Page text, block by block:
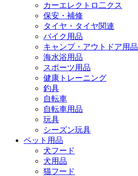
カーエレクトロ二クス
保安・補修
タイヤ・タイヤ関連
バイク用品
キャンプ・アウトドア用品
海水浴用品
スポーツ用品
健康トレーニング
釣具
自転車
自転車用品
玩具
シーズン玩具
ペット用品
犬フード
犬用品
猫フード